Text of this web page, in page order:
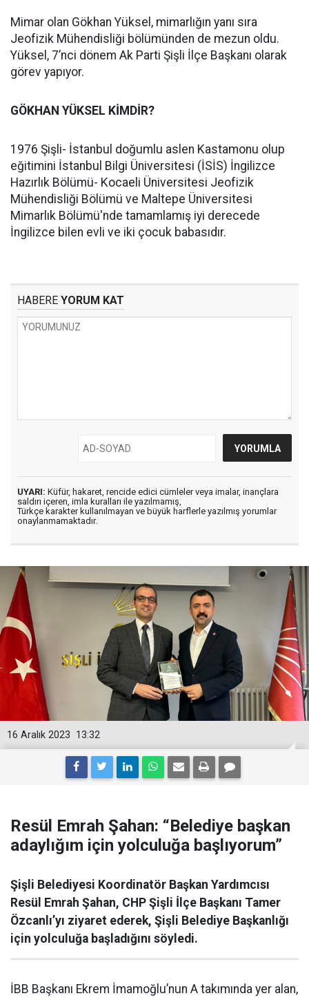
Mimar olan Gökhan Yüksel, mimarlığın yanı sıra
Jeofizik Mühendisliği bölümünden de mezun oldu.
Yüksel, 7’nci dönem Ak Parti Şişli İlçe Başkanı olarak
görev yapıyor.
GÖKHAN YÜKSEL KİMDİR?
1976 Şişli- İstanbul doğumlu aslen Kastamonu olup
eğitimini İstanbul Bilgi Üniversitesi (İSİS) İngilizce
Hazırlık Bölümü- Kocaeli Üniversitesi Jeofizik
Mühendisliği Bölümü ve Maltepe Üniversitesi
Mimarlık Bölümü'nde tamamlamış iyi derecede
İngilizce bilen evli ve iki çocuk babasıdır.
HABERE YORUM KAT
UYARI: Küfür, hakaret, rencide edici cümleler veya imalar, inançlara
saldırı içeren, imla kuralları ile yazılmamış,
Türkçe karakter kullanılmayan ve büyük harflerle yazılmış yorumlar
onaylanmamaktadır.
13:32
16 Aralık 2023
Resül Emrah Şahan: “Belediye başkan
adaylığım için yolculuğa başlıyorum”
Şişli Belediyesi Koordinatör Başkan Yardımcısı
Resül Emrah Şahan, CHP Şişli İlçe Başkanı Tamer
Özcanlı’yı ziyaret ederek, Şişli Belediye Başkanlığı
için yolculuğa başladığını söyledi.
İBB Başkanı Ekrem İmamoğlu’nun A takımında yer alan,